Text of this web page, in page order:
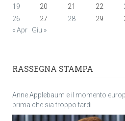
19
20 21 22
26
27 28 29
« Apr
Giu »
RASSEGNA STAMPA
Anne Applebaum e il momento
prima che sia troppo tardi